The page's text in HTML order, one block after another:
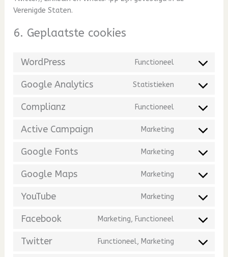
Verenigde Staten.
6. Geplaatste cookies
WordPress Functioneel
Consent
service
Google Analytics Statistieken
Consent
service
analytics
Complianz Functioneel
Consent
service
Active Campaign Marketing
Consent
service
campaign
Google Fonts Marketing
Consent
service
fonts
Google Maps Marketing
Consent
service
maps
YouTube Marketing
Consent
service
Facebook Marketing, Functioneel
Consent
service
Twitter Functioneel, Marketing
Consent